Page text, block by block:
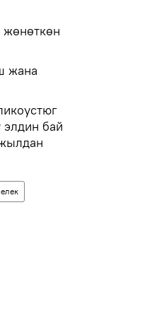
жана
элдин бай